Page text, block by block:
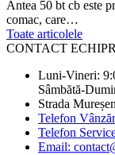
Antea 50 bt cb este
comac, care…
Toate articolele
CONTACT
Luni-Vineri:
Sâmbătă-
Strada
Telefon
Telefon
Email: